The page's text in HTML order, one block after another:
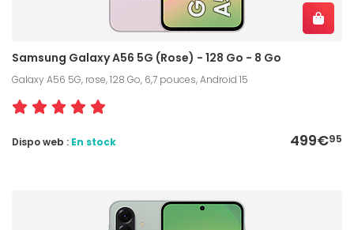
Samsung Galaxy A56 5G (Rose) - 128 Go - 8 Go
Galaxy A56 5G, rose, 128 Go, 6,7 pouces, Android 15
499€95
Dispo web : En stock